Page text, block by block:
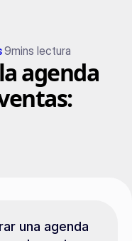
9mins lectura
agenda
una agenda